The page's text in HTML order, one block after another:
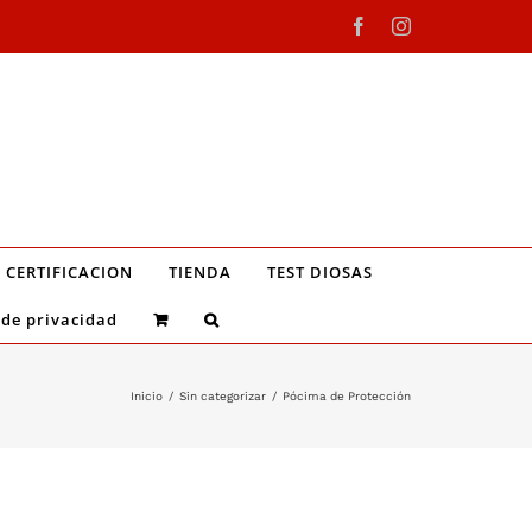
FacebookInstagram
CERTIFICACION TIENDA TEST DIOSAS
privacidad
Inicio / Sin categorizar / Pócima de Protección